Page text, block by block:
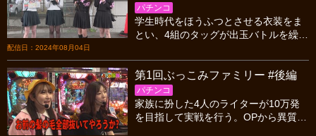
配信日：2024年08月04日
パチンコ
学生時代をほうふつとさせる衣装をま
とい、4組のタッグが出玉バトルを繰り
る3戦目は波乱の展開に…!?
第1回ぶっこみファミリー #後編
パチンコ
家族に扮した4人のライターが10万発
を目指して実戦を行う。OPから異質な